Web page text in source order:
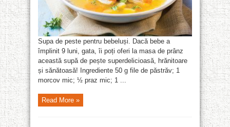
Supa de peste pentru bebeluși. Dacă bebe a
împlinit 9 luni, gata, îi poți oferi la masa de prânz
această supă de pește superdelicioasă, hrănitoare
și sănătoasă! Ingrediente 50 g file de păstrăv; 1
morcov mic; ½ praz mic; 1 ...
Read More »